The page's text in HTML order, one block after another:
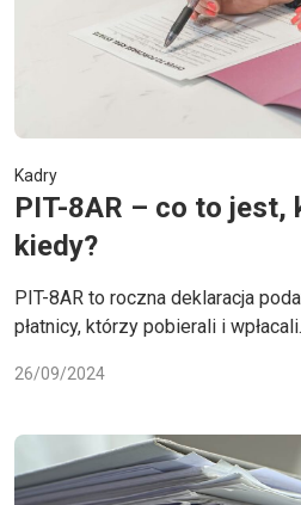
Kadry
PIT-8AR – co to jest,
kiedy?
PIT-8AR to roczna deklaracja
płatnicy, którzy pobierali i
26/09/2024